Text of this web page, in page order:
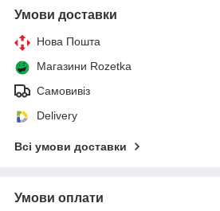
Умови доставки
Нова Пошта
Магазини Rozetka
Самовивіз
Delivery
Всі умови доставки
Умови оплати